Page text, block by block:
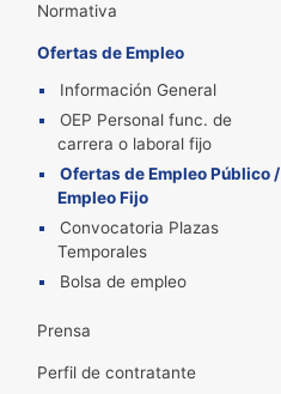
Normativa
Ofertas de Empleo
Información General
OEP Personal func. de
carrera o laboral fijo
Ofertas de Empleo Público /
Empleo Fijo
Convocatoria Plazas
Temporales
Bolsa de empleo
Prensa
Perfil de contratante